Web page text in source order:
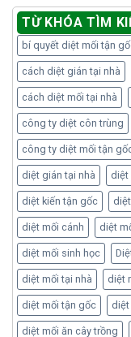
TỪ KHÓA TÌM
bí quyết diệt mối tận
cách diệt gián tại nhà
cách diệt mối tại nhà
công ty diệt côn trùng
công ty diệt mối tận
diệt gián tại nhà diệt
diệt kiến tận gốc
diệt mối cánh diệt
diệt mối sinh học
diệt mối tại nhà diệt
diệt mối tận gốc diệt
diệt mối ăn cây trồng